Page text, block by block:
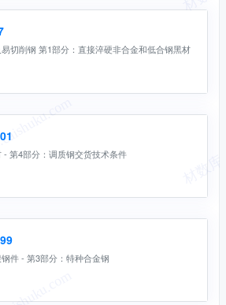
切削钢 第1部分：直接淬硬非合金和低合钢黑材
- 第4部分：调质钢交货技术条件
件 - 第3部分：特种合金钢